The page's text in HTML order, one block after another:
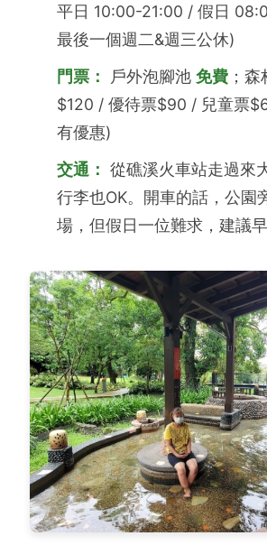
平日 10:00-21:00 / 假日
最後一個週二&週三公休)
門票：
戶外泡腳池 免費；森
$120 / 優待票$90 / 兒童票
有優惠)
交通： 從礁溪火車站走過來
行李也OK。開車的話，公園
場，但假日一位難求，建議早